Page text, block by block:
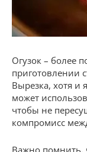
Огузок – более
приготовлении
Вырезка, хотя и
может
чтобы не
компромисс
Важно помнить,